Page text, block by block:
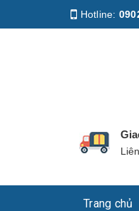
Hotline:
Trang chủ